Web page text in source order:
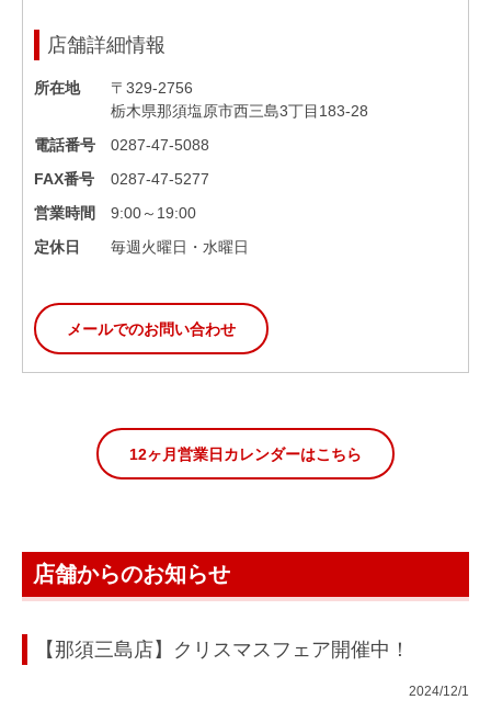
店舗詳細情報
所在地
〒329-2756
栃木県那須塩原市西三島3丁目183-28
電話番号
0287-47-5088
FAX番号
0287-47-5277
営業時間
9:00～19:00
定休日
毎週火曜日・水曜日
メールでのお問い合わせ
12ヶ月営業日カレンダーはこちら
店舗からのお知らせ
【那須三島店】クリスマスフェア開催中！
2024/12/1